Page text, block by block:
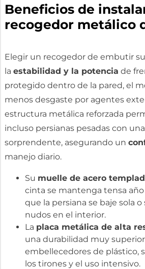
Beneficios de
recogedor metálico
Elegir un recogedor de embutir
laestabilidad y la potencia de
protegido dentro de la pared, el
menos desgaste por agentes
estructura metálica reforzada
incluso persianas pesadas con
sorprendente, asegurando un
manejo diario.
Su muelle de acero
cinta se mantenga tensa
que la persiana se baje sola
nudos en el interior.
La placa metálica de alta
una durabilidad muy
embellecedores de plástico,
los tirones y el uso intensivo.